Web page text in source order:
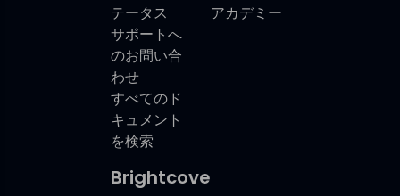
テータス
サポートへ
のお問い合
わせ
すべてのド
キュメント
を検索
アカデミー
Brightcove